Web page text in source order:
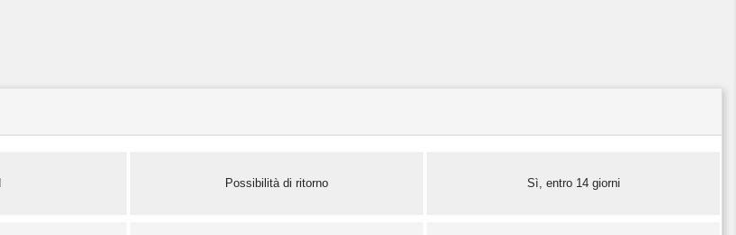
Possibilità di ritorno Sì, entro 14 giorni